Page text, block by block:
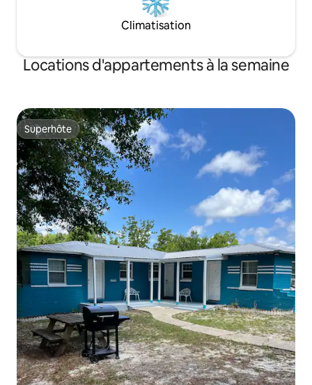
Climatisation
Locations d'appartements à la semaine
Superhôte
Superhôte